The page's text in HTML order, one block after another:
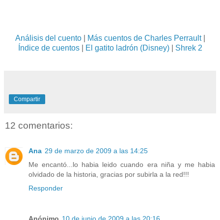
Análisis del cuento| Más cuentos de Charles Perrault|
Índice de cuentos| El gatito ladrón (Disney)| Shrek 2
Compartir
12 comentarios:
Ana 29 de marzo de 2009 a las 14:25
Me encantó...lo habia leido cuando era niña y me habia
olvidado de la historia, gracias por subirla a la red!!!
Responder